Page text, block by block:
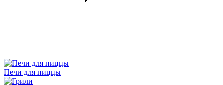
Печи для пиццы